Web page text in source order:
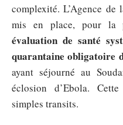
complexité. L’Agence
mis en place, pour la
évaluation de santé
quarantaine obligatoire
ayant séjourné au
éclosion d’Ebola.
simples transits.